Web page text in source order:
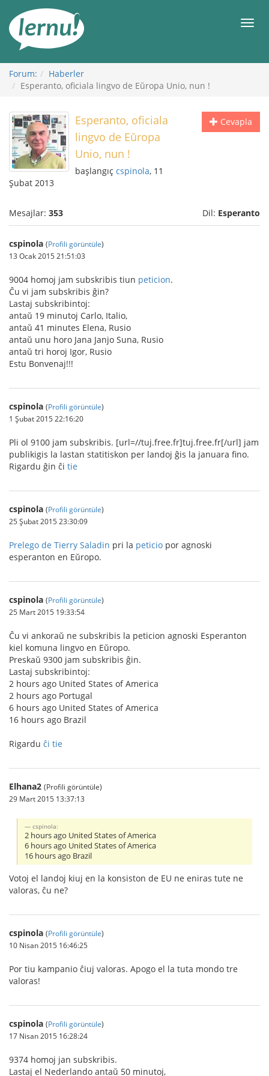
Görüntüleme
Forum:
Haberler
Esperanto, oficiala lingvo de Eŭropa Unio, nun !
Cevapla
Esperanto, oficiala
lingvo de Eŭropa
Unio, nun !
başlangıç cspinola, 11
Şubat 2013
Mesajlar: 353 Dil: Esperanto
cspinola (Profili görüntüle)
13 Ocak 2015 21:51:03
9004 homoj jam subskribis tiun peticion.
Ĉu vi jam subskribis ĝin?
Lastaj subskribintoj:
antaŭ 19 minutoj Carlo, Italio,
antaŭ 41 minutes Elena, Rusio
antaŭ unu horo Jana Janjo Suna, Rusio
antaŭ tri horoj Igor, Rusio
Estu Bonvenaj!!!
cspinola (Profili görüntüle)
1 Şubat 2015 22:16:20
Pli ol 9100 jam subskribis. [url=//tuj.free.fr]tuj.free.fr[/url] jam
publikigis la lastan statitiskon per landoj ĝis la januara fino.
Rigardu ĝin ĉi tie
cspinola (Profili görüntüle)
25 Şubat 2015 23:30:09
Prelego de Tierry Saladin pri la peticio por agnoski
esperanton en Eŭropo.
cspinola (Profili görüntüle)
25 Mart 2015 19:33:54
Ĉu vi ankoraŭ ne subskribis la peticion agnoski Esperanton
kiel komuna lingvo en Eŭropo.
Preskaŭ 9300 jam subskribis ĝin.
Lastaj subskribintoj:
2 hours ago United States of America
2 hours ago Portugal
6 hours ago United States of America
16 hours ago Brazil
Rigardu ĉi tie
Elhana2 (Profili görüntüle)
29 Mart 2015 13:37:13
cspinola:
2 hours ago United States of America
6 hours ago United States of America
16 hours ago Brazil
Votoj el landoj kiuj en la konsiston de EU ne eniras tute ne
valoras, ĉu ne?
cspinola (Profili görüntüle)
10 Nisan 2015 16:46:25
Por tiu kampanio ĉiuj valoras. Apogo el la tuta mondo tre
valoras!
cspinola (Profili görüntüle)
17 Nisan 2015 16:28:24
9374 homoj jan subskribis.
Lastaj el Nederlando antaŭ 50 minutoj,